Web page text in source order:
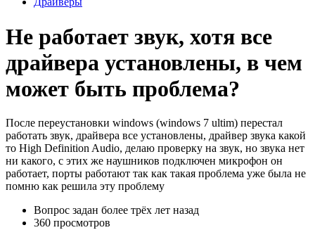
Не работает звук, хотя все
драйвера установлены, в чем
может быть проблема?
После переустановки windows (windows 7 ultim) перестал
работать звук, драйвера все установлены, драйвер звука какой
то High Definition Audio, делаю проверку на звук, но звука нет
ни какого, с этих же наушников подключен микрофон он
работает, порты работают так как такая проблема уже была не
помню как решила эту проблему
Вопрос задан более трёх лет назад
360 просмотров